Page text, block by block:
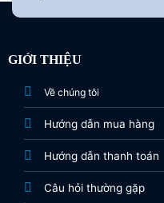
GIỚI THIỆU
Về chúng tôi
Hướng dẫn mua hàng
Hướng dẫn thanh toán
Câu hỏi thường gặp